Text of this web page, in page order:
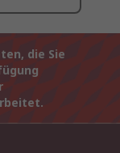
die Sie